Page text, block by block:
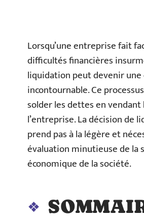
Lorsqu’une entreprise fait
difficultés financières
liquidation peut devenir
incontournable. Ce
solder les dettes en vendant
l’entreprise. La décision de
prend pas à la légère et
évaluation minutieuse de la
économique de la société.